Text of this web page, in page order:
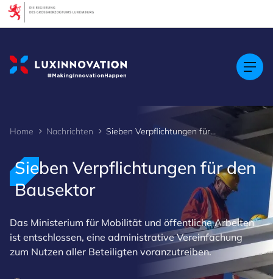
Home Nachrichten Sieben Verpflichtungen für den Bausektor
Sieben Verpflichtungen für den
Bausektor
Das Ministerium für Mobilität und öffentliche Arbeiten
ist entschlossen, eine administrative Vereinfachung
zum Nutzen aller Beteiligten voranzutreiben.
Cookies management panel